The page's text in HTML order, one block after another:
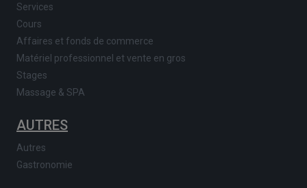
Services
Cours
Affaires et fonds de commerce
Matériel professionnel et vente en gros
Stages
Massage & SPA
AUTRES
Autres
Gastronomie